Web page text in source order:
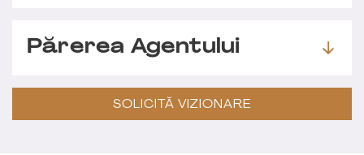
Părerea Agentului
SOLICITĂ VIZIONARE